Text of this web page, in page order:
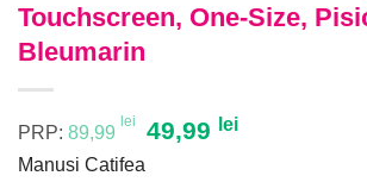
Touchscreen, One-Size,
Bleumarin
PRP: 89,99
lei
Prețul
49,99 leiPrețul
Manusi Catifea